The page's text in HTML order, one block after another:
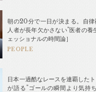
朝の20分で一日が決まる。自
人者が長年欠かさない"医者の養
ェッショナルの時間論］
PEOPLE
日本一過酷なレースを連覇した
が語る"ゴールの瞬間より気持